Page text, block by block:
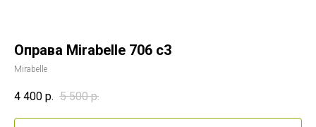
Оправа Mirabelle 706 c3
Mirabelle
4 400 р. 5 500 р.